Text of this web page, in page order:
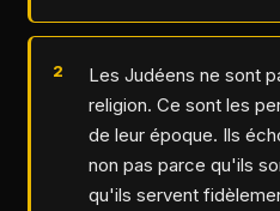
Les Judéens ne sont
religion. Ce sont les
de leur époque. Ils
non pas parce qu'ils
qu'ils servent